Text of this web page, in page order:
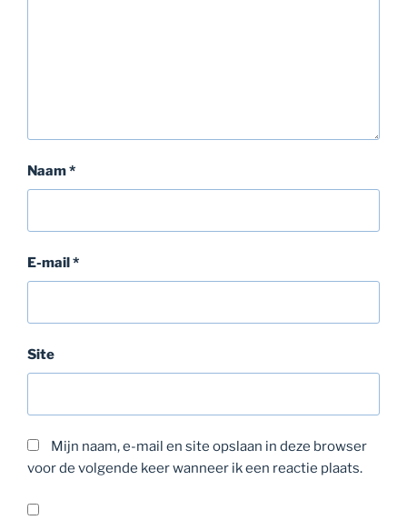
Naam*
E-mail*
Site
Mijn naam, e-mail en site opslaan in deze browser
voor de volgende keer wanneer ik een reactie plaats.